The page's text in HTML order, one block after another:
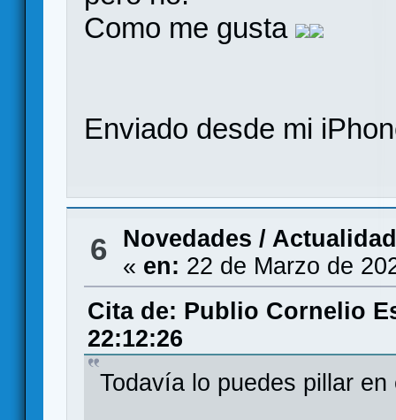
Como me gusta
Enviado desde mi
6
Novedades / Actualidad
« en: 22 de Marzo de
Cita de: Publio Cornelio
22:12:26
Todavía lo puedes pillar